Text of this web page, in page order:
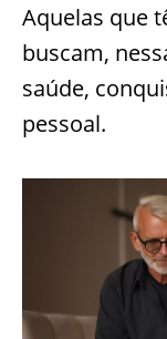
Aquelas que
buscam,
saúde,
pessoal.